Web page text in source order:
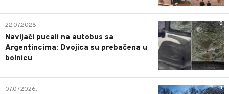
0
22.07.2026.
Navijači pucali na autobus sa
Argentincima: Dvojica su prebačena u
bolnicu
1
07.07.2026.